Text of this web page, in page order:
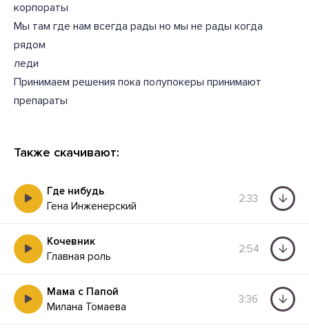
корпораты
Мы там где нам всегда рады но мы не рады когда
рядом
леди
Принимаем решения пока полупокеры принимают
препараты
Также скачивают:
Где нибудь
Гена Инженерский
2:33
Кочевник
Главная роль
2:54
Мама с Папой
Милана Томаева
3:36